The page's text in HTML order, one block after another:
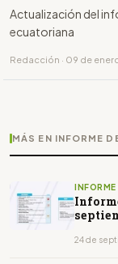
Actualización del
ecuatoriana
Redacción · 09 de
MÁS EN INFORME
INFORME
24 de